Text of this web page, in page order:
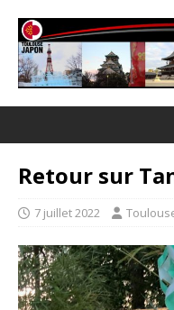
Retour sur
7 juillet 2022